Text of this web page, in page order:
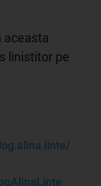
aceasta
linistitor pe